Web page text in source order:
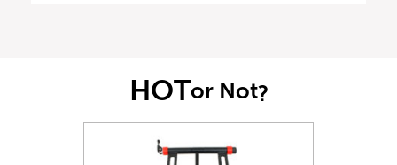
HOTor Not?